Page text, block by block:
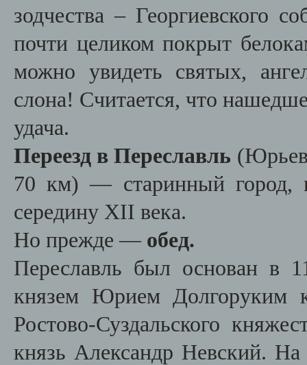
зодчества – Георгиевского
почти целиком покрыт
можно увидеть святых,
слона! Считается, что
удача.
Переезд в Переславль
70 км)— старинный город,
середину XII века.
Но прежде — обед.
Переславль был основан в
князем Юрием Долгоруким
Ростово-Суздальского
князь Александр Невский.